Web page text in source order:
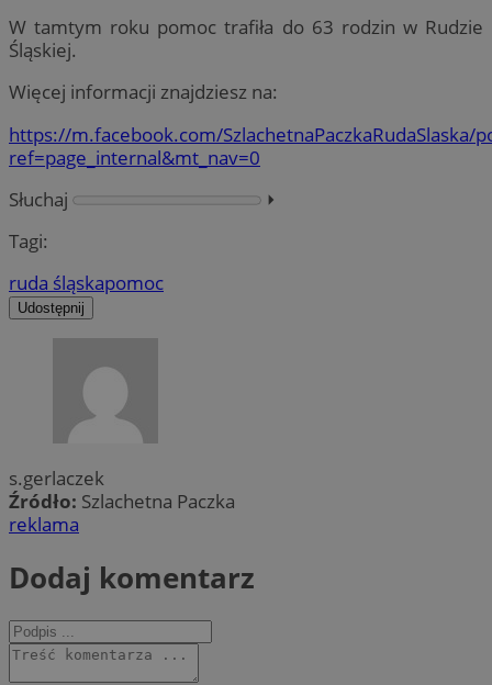
W tamtym roku pomoc trafiła do 63 rodzin w Rudzie
Śląskiej.
Więcej informacji znajdziesz na:
https://m.facebook.com/SzlachetnaPaczkaRudaSlaska/
ref=page_internal&mt_nav=0
Słuchaj
⏵︎
Tagi:
ruda śląskapomoc
Udostępnij
s.gerlaczek
Źródło: Szlachetna Paczka
reklama
Dodaj komentarz